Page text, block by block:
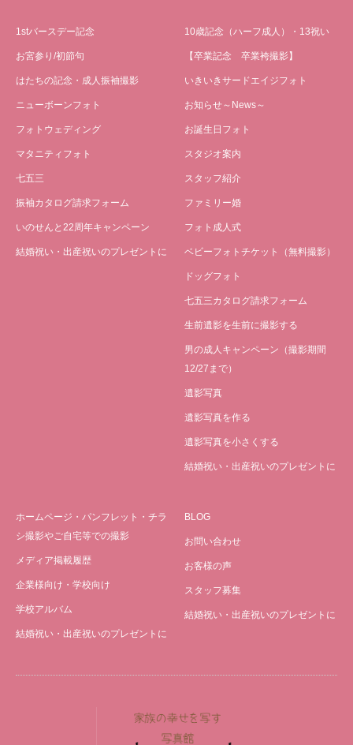
1stバースデー記念
お宮参り/初節句
はたちの記念・成人振袖撮影
ニューボーンフォト
フォトウェディング
マタニティフォト
七五三
振袖カタログ請求フォーム
いのせんと22周年キャンペーン
結婚祝い・出産祝いのプレゼントに
10歳記念（ハーフ成人）・13祝い
【卒業記念 卒業袴撮影】
いきいきサードエイジフォト
お知らせ～News～
お誕生日フォト
スタジオ案内
スタッフ紹介
ファミリー婚
フォト成人式
ベビーフォトチケット（無料撮影）
ドッグフォト
七五三カタログ請求フォーム
生前遺影を生前に撮影する
男の成人キャンペーン（撮影期間
12/27まで）
遺影写真
遺影写真を作る
遺影写真を小さくする
結婚祝い・出産祝いのプレゼントに
ホームページ・パンフレット・チラ
シ撮影やご自宅等での撮影
メディア掲載履歴
企業様向け・学校向け
学校アルバム
結婚祝い・出産祝いのプレゼントに
BLOG
お問い合わせ
お客様の声
スタッフ募集
結婚祝い・出産祝いのプレゼントに